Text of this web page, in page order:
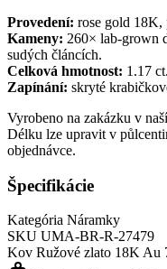
Provedení: rose gold 18K,
Kameny: 260× lab-grown
sudých článcích.
Celková hmotnost: 1.17 ct.
Zapínání: skryté
Vyrobeno na zakázku v
Délku lze upravit v
objednávce.
Špecifikácie
Kategória Náramky
SKU UMA-BR-R-27479
Kov Ružové zlato 18KAu